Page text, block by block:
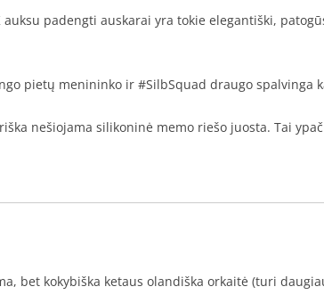
auksu padengti auskarai yra tokie elegantiški,
pietų menininko ir #SilbSquad draugo spalvinga
nešiojama silikoninė memo riešo juosta. Tai
bet kokybiška ketaus olandiška orkaitė (turi